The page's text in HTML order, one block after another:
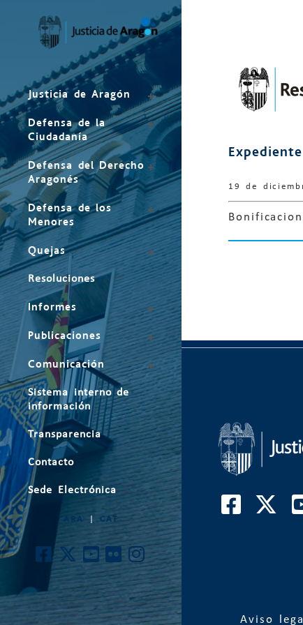
Justicia de Aragón
Defensa de la
Ciudadanía
Defensa del Derecho
Aragonés
Defensa de los
Menores
Quejas
Resoluciones
Informes
Publicaciones
Comunicación
Sistema interno de
información
Transparencia
Contacto
Sede Electrónica
ARA CAT
19 de
Aviso legal